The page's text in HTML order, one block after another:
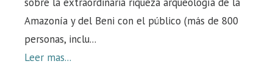
sobre la extraordinaria riqueza arqueología de la
Amazonía y del Beni con el público (más de 800
personas, inclu...
Leer mas...